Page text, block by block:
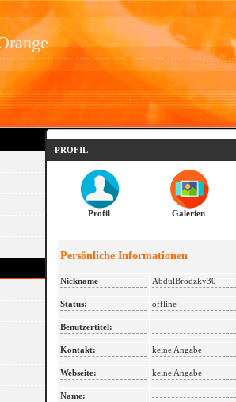
PROFIL
Profil Galerien
Persönliche Informationen
Nickname AbdulBrodzky30
Status: offline
Benutzertitel:
Kontakt: keine Angabe
Webseite: keine Angabe
Name: